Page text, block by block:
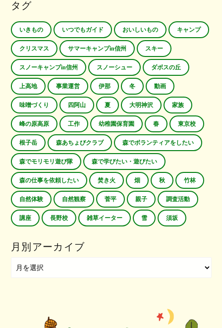
タグ
いきもの いつでもガイド おいしいもの キャンプ
クリスマス サマーキャンプin信州 スキー
スノーキャンプin信州 スノーシュー ダボスの丘
上高地 事業運営 伊那 冬 動画
味噌づくり 四阿山 夏 大明神沢 家族
峰の原高原 工作 幼稚園保育園 春 東京校
根子岳 森あちょびクラブ 森でボランティアをしたい
森でモリモリ遊び隊 森で学びたい・遊びたい
森の仕事を依頼したい 焚き火 畑 秋 竹林
自然体験 自然観察 菅平 親子 調査活動
講座 長野校 雑草イーター 雪 須坂
月別アーカイブ